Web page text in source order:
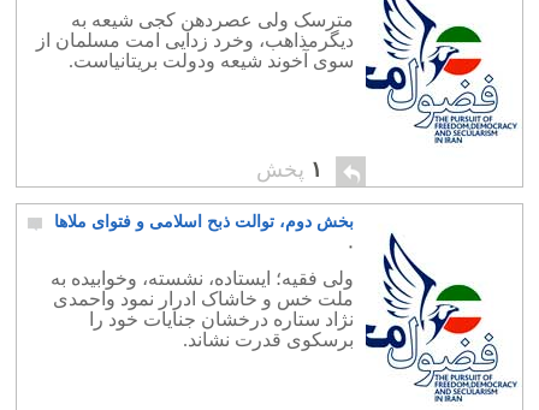
خویش ساخت
مترسک ولی عصردهن کجی شیعه به
دیگرمذاهب، وخرد زدایی امت مسلمان از
سوی آخوند شیعه ودولت بریتانیاست.
۱ پخش
بخش دوم، توالت ذبح اسلامی و فتوای ملاها
۰
ولی فقیه؛ ایستاده، نشسته، وخوابیده به
ملت خس و خاشاک ادرار نمود واحمدی
نژاد ستاره درخشان جنایات خود را
برسکوی قدرت نشاند.